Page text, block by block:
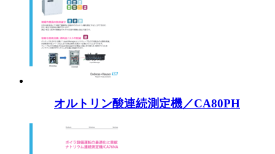
オルトリン酸連続測定機／CA80PH